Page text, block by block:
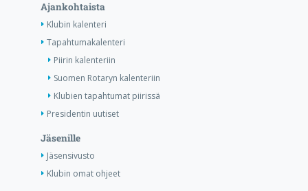
Ajankohtaista
Klubin kalenteri
Tapahtumakalenteri
Piirin kalenteriin
Suomen Rotaryn kalenteriin
Klubien tapahtumat piirissä
Presidentin uutiset
Jäsenille
Jäsensivusto
Klubin omat ohjeet